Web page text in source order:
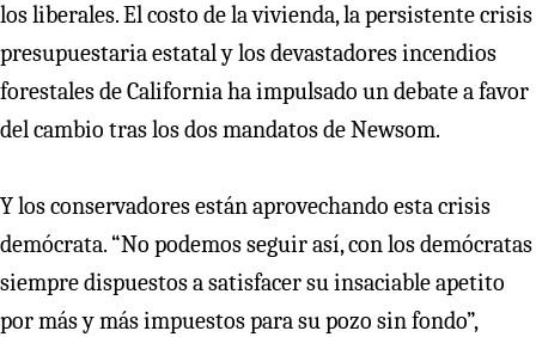
los liberales. El costo de la vivienda, la persistente crisis
presupuestaria estatal y los devastadores incendios
forestales de California ha impulsado un debate a favor
del cambio tras los dos mandatos de Newsom.
Y los conservadores están aprovechando esta crisis
demócrata. “No podemos seguir así, con los demócratas
siempre dispuestos a satisfacer su insaciable apetito
por más y más impuestos para su pozo sin fondo”,